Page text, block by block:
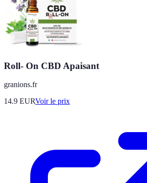
Roll- On CBD Apaisant
granions.fr
14.9 EURVoir le prix